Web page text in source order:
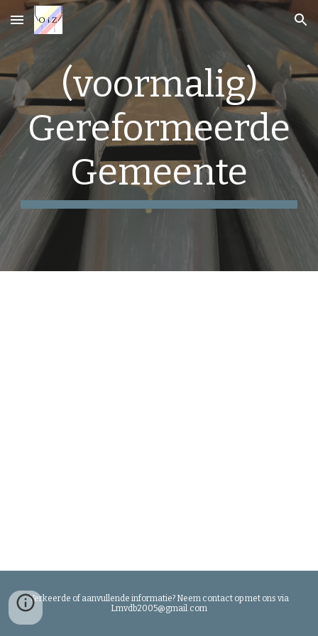
Skip to main content Skip to navigation
(voormalig)
Gereformeerde
Gemeente
Verkeerde of aanvullende informatie? Neem contact op met ons via
Lmvdb2005@gmail.com